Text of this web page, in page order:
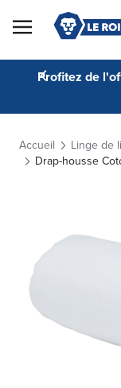
Skip to Content
Profitez de
Accueil Linge de
Drap-housse